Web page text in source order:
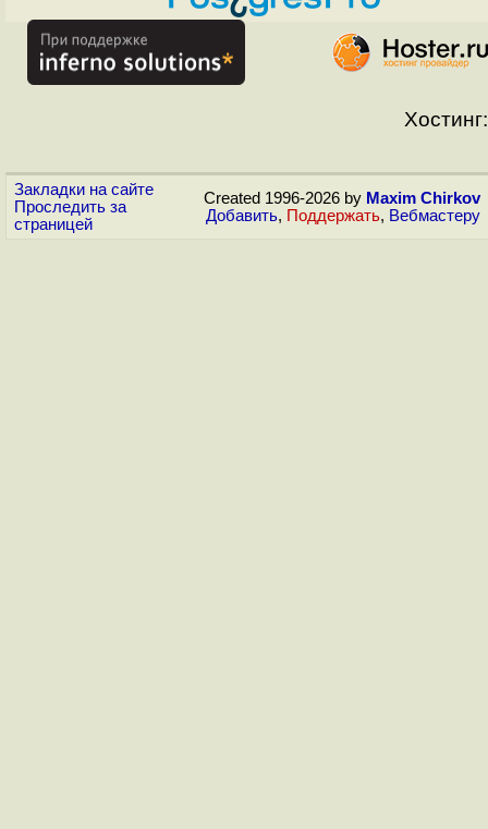
Хостинг:
Закладки на сайте
Проследить за
страницей
Created 1996-2026 by Maxim Chirkov
Добавить, Поддержать, Вебмастеру